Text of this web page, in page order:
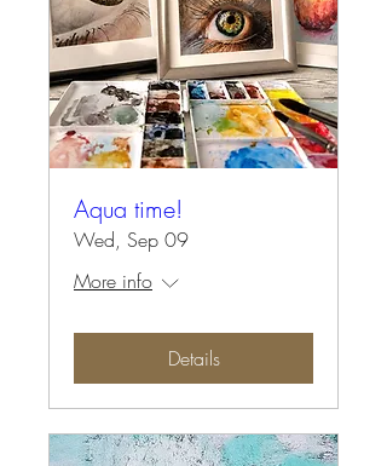
Aqua time!
Wed, Sep 09
More info
Details